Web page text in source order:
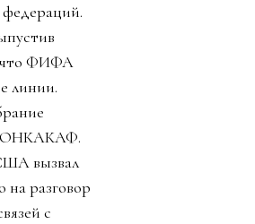
что ФИФА
линии.
вызвал
разговор
с